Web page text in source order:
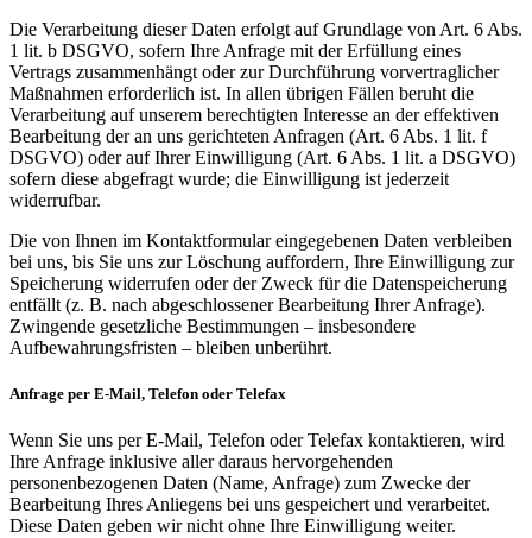
Die Verarbeitung dieser Daten erfolgt auf Grundlage von Art. 6 Abs.
1 lit. b DSGVO, sofern Ihre Anfrage mit der Erfüllung eines
Vertrags zusammenhängt oder zur Durchführung vorvertraglicher
Maßnahmen erforderlich ist. In allen übrigen Fällen beruht die
Verarbeitung auf unserem berechtigten Interesse an der effektiven
Bearbeitung der an uns gerichteten Anfragen (Art. 6 Abs. 1 lit. f
DSGVO) oder auf Ihrer Einwilligung (Art. 6 Abs. 1 lit. a DSGVO)
sofern diese abgefragt wurde; die Einwilligung ist jederzeit
widerrufbar.
Die von Ihnen im Kontaktformular eingegebenen Daten verbleiben
bei uns, bis Sie uns zur Löschung auffordern, Ihre Einwilligung zur
Speicherung widerrufen oder der Zweck für die Datenspeicherung
entfällt (z. B. nach abgeschlossener Bearbeitung Ihrer Anfrage).
Zwingende gesetzliche Bestimmungen – insbesondere
Aufbewahrungsfristen – bleiben unberührt.
Anfrage per E-Mail, Telefon oder Telefax
Wenn Sie uns per E-Mail, Telefon oder Telefax kontaktieren, wird
Ihre Anfrage inklusive aller daraus hervorgehenden
personenbezogenen Daten (Name, Anfrage) zum Zwecke der
Bearbeitung Ihres Anliegens bei uns gespeichert und verarbeitet.
Diese Daten geben wir nicht ohne Ihre Einwilligung weiter.